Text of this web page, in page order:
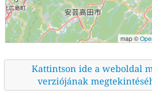
map ©
Kattintson ide a weboldal
verziójának